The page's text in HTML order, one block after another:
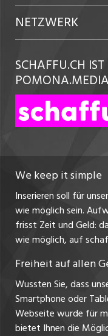
Inserat aufgeben
Kundenlogin
Portrait
Datenschutzerklärung
Nutzungsbedingungen
NETZWERK
nicejob.de
myjob.ch
jobbasel.ch
jobbern.ch
jobmittelland.ch
ajourjob.ch
ostjob.ch
SCHAFFU.CH
POMONA.MEDIA
We keep it simple
Inserieren soll für
wie möglich sein.
frisst Zeit und Geld:
wie möglich, auf
Freiheit auf allen
Wussten Sie, dass
Smartphone oder
Webseite wurde für
bietet Ihnen die